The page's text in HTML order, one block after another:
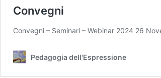
Convegni
Convegni – Seminari – Webinar 2024 26
Pedagogia dell'Espressione